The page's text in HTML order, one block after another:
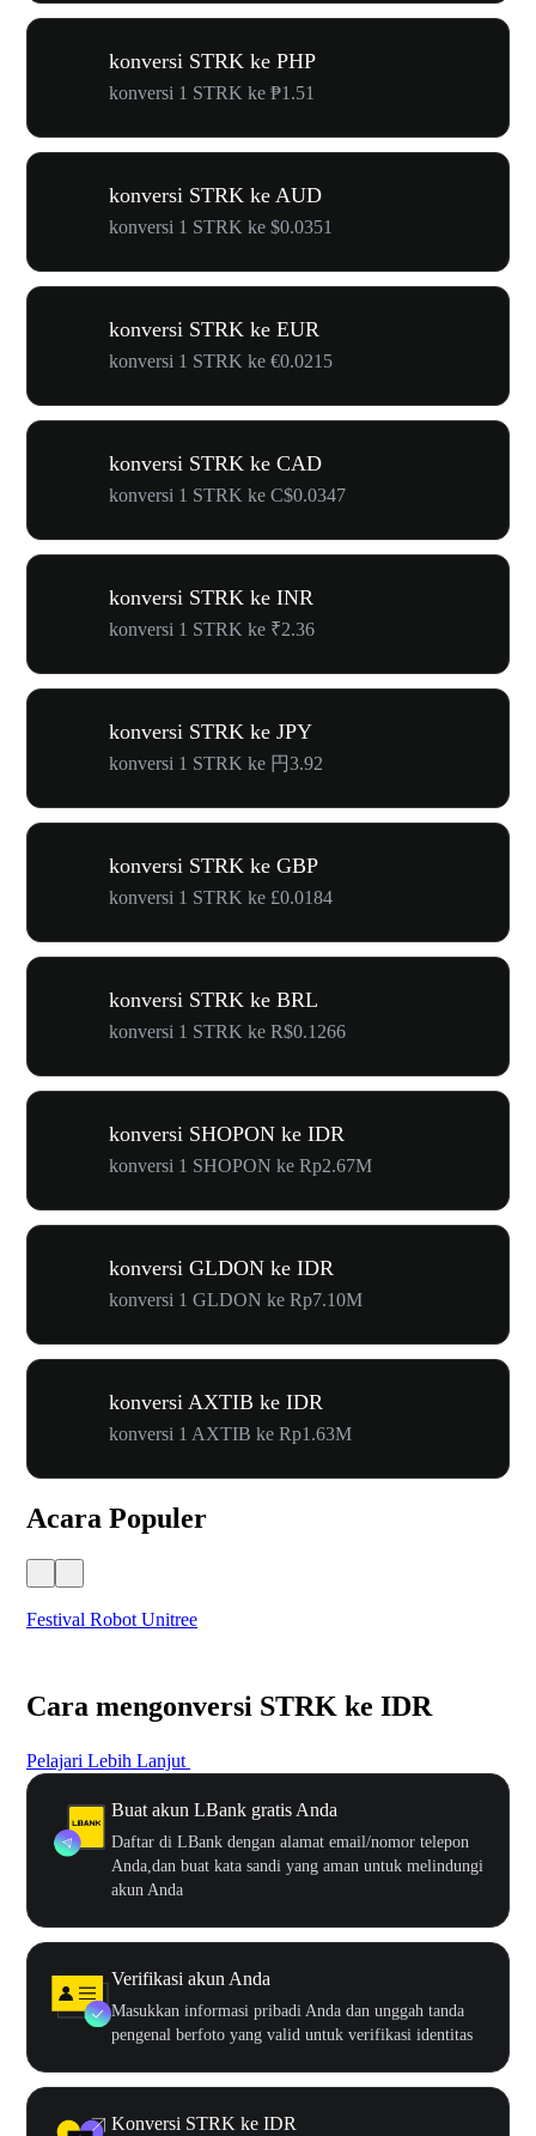
konversi STRK ke PHP
konversi 1 STRK ke ₱1.51
konversi STRK ke AUD
konversi 1 STRK ke $0.0351
konversi STRK ke EUR
konversi 1 STRK ke €0.0215
konversi STRK ke CAD
konversi 1 STRK ke C$0.0347
konversi STRK ke INR
konversi 1 STRK ke ₹2.36
konversi STRK ke JPY
konversi 1 STRK ke 円3.92
konversi STRK ke GBP
konversi 1 STRK ke £0.0184
konversi STRK ke BRL
konversi 1 STRK ke R$0.1266
konversi SHOPON ke IDR
konversi 1 SHOPON ke Rp2.67M
konversi GLDON ke IDR
konversi 1 GLDON ke Rp7.10M
konversi AXTIB ke IDR
konversi 1 AXTIB ke Rp1.63M
Acara Populer
Festival Robot Unitree
Cara mengonversi STRK ke IDR
Pelajari Lebih Lanjut
Buat akun LBank gratis Anda
Daftar di LBank dengan alamat email/nomor telepon
Anda,dan buat kata sandi yang aman untuk melindungi
akun Anda
Verifikasi akun Anda
Masukkan informasi pribadi Anda dan unggah tanda
pengenal berfoto yang valid untuk verifikasi identitas
Konversi STRK ke IDR